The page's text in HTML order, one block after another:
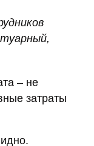
– не
затраты